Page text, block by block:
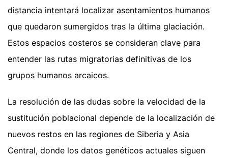
distancia intentará localizar asentamientos humanos
que quedaron sumergidos tras la última glaciación.
Estos espacios costeros se consideran clave para
entender las rutas migratorias definitivas de los
grupos humanos arcaicos.
La resolución de las dudas sobre la velocidad de la
sustitución poblacional depende de la localización de
nuevos restos en las regiones de Siberia y Asia
Central, donde los datos genéticos actuales siguen